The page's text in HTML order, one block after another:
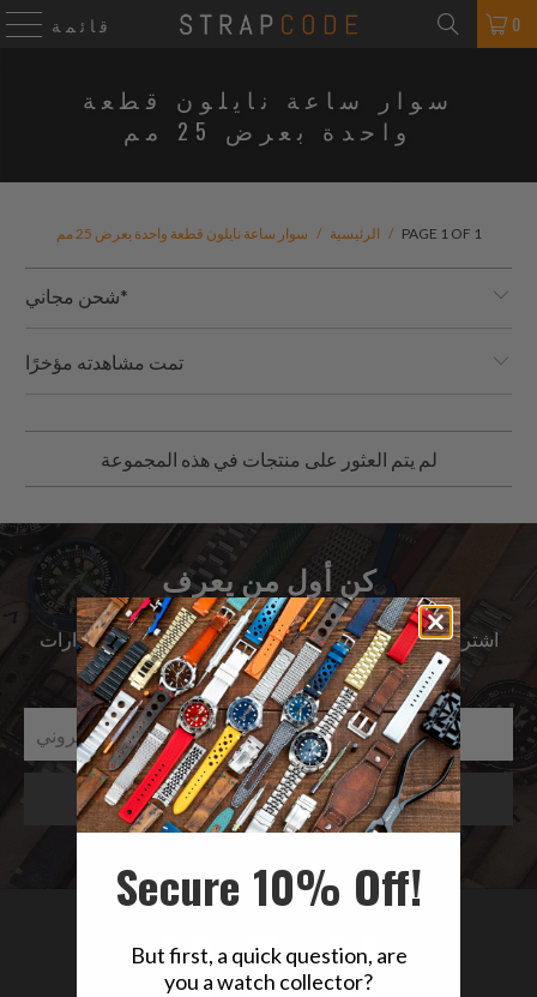
قائمة 0
سوار ساعة نايلون قطعة
واحدة بعرض 25 مم
الرئيسية / سوار ساعة نايلون قطعة واحدة بعرض 25 مم / PAGE 1 OF 1
شحن مجاني*
تمت مشاهدته مؤخرًا
لم يتم العثور على منتجات في هذه المجموعة
كن أول من يعرف
اشترك للحصول على آخر الأخبار حول المبيعات | الإصدارات
الجديدة & المزيد …
Secure 10% Off!
But first, a quick question, are
you a watch collector?